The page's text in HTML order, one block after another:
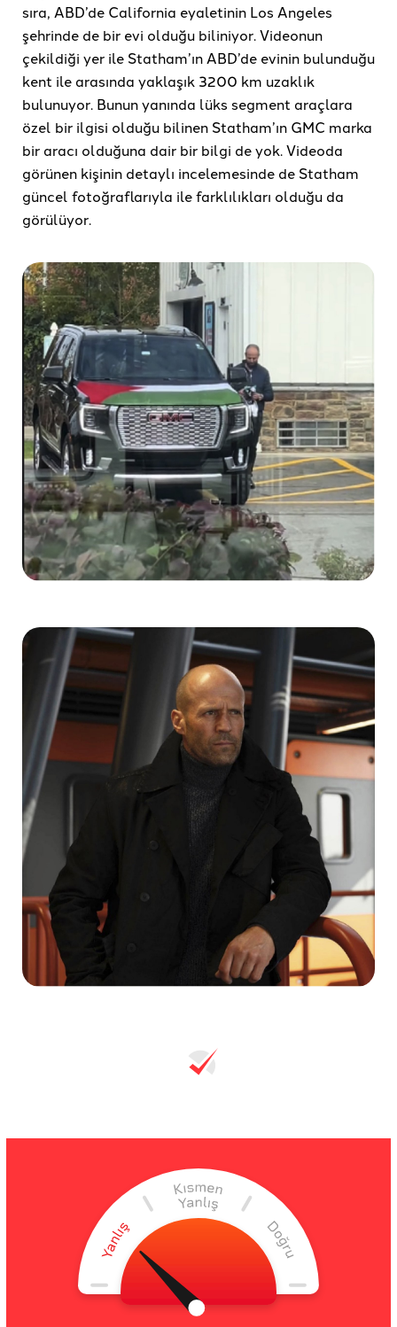
sıra, ABD’de California eyaletinin Los Angeles
şehrinde de bir evi olduğu biliniyor. Videonun
çekildiği yer ile Statham’ın ABD’de evinin bulunduğu
kent ile arasında yaklaşık 3200 km uzaklık
bulunuyor. Bunun yanında lüks segment araçlara
özel bir ilgisi olduğu bilinen Statham’ın GMC marka
bir aracı olduğuna dair bir bilgi de yok. Videoda
görünen kişinin detaylı incelemesinde de Statham
güncel fotoğraflarıyla ile farklılıkları olduğu da
görülüyor.